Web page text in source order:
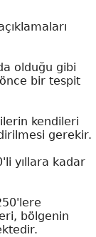
olduğu gibi
önce bir tespit
kendileri
gerekir.
yıllara kadar
bölgenin